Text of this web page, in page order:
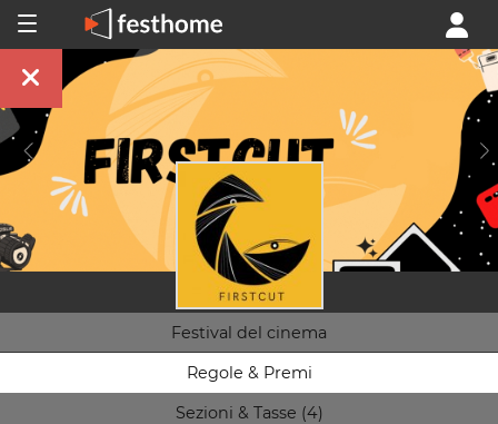
Festival del cinema
Regole & Premi
Sezioni & Tasse (4)